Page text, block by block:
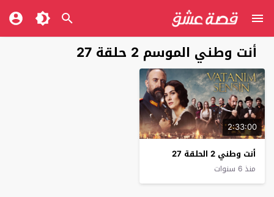
أنت وطني الموسم 2 حلقة 27
2:33:00
أنت وطني 2 الحلقة 27
منذ 6 سنوات